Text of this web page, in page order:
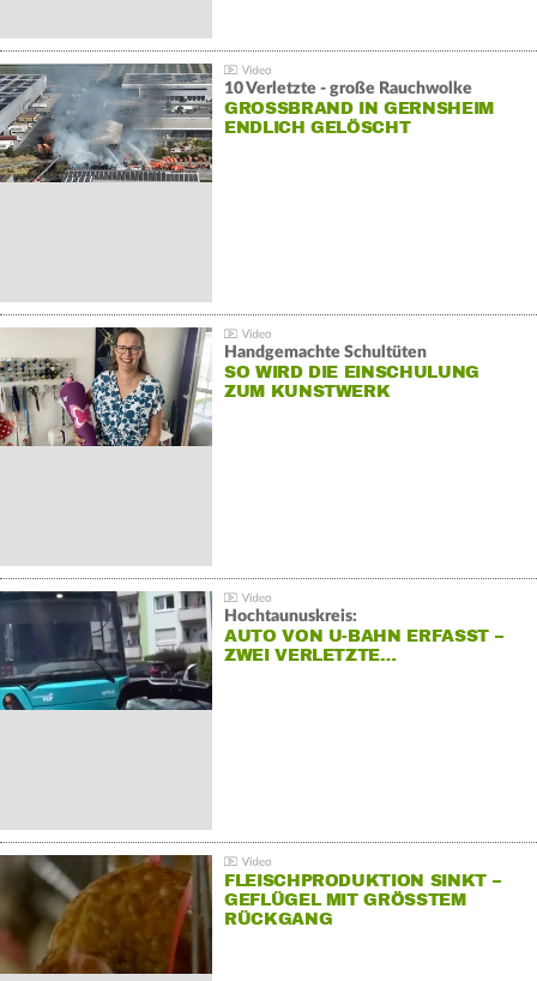
10 Verletzte - große Rauchwolke
GROSSBRAND IN GERNSHEIM E
NDLICH GELÖSCHT
Handgemachte Schultüten
SO WIRD DIE EINSCHULUNG
ZUM KUNSTWERK
Hochtaunuskreis:
AUTO VON U-BAHN ERFASST –
ZWEI VERLETZTE…
FLEISCHPRODUKTION SINKT –
GEFLÜGEL MIT GRÖSSTEM R
ÜCKGANG